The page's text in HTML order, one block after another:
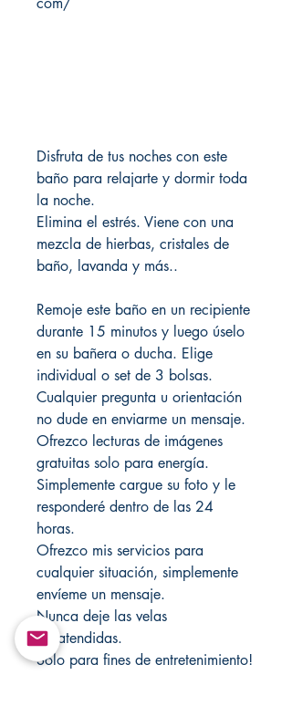
Disfruta de tus noches con este
baño para relajarte y dormir toda
la noche.
Elimina el estrés. Viene con una
mezcla de hierbas, cristales de
baño, lavanda y más..
Remoje este baño en un recipiente
durante 15 minutos y luego úselo
en su bañera o ducha. Elige
individual o set de 3 bolsas.
Cualquier pregunta u orientación
no dude en enviarme un mensaje.
Ofrezco lecturas de imágenes
gratuitas solo para energía.
Simplemente cargue su foto y le
responderé dentro de las 24
horas.
Ofrezco mis servicios para
cualquier situación, simplemente
envíeme un mensaje.
Nunca deje las velas
desatendidas.
Solo para fines de entretenimiento!